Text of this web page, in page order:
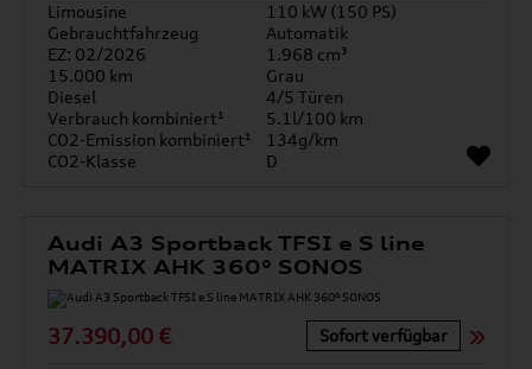
Limousine
110 kW (150 PS)
Gebrauchtfahrzeug
Automatik
EZ: 02/2026
1.968 cm³
15.000 km
Grau
Diesel
4/5 Türen
Verbrauch kombiniert¹
5.1l/100 km
CO2-Emission kombiniert¹
134g/km
CO2-Klasse
D
Audi A3 Sportback TFSI e S line
MATRIX AHK 360° SONOS
37.390,00 € Sofort verfügbar